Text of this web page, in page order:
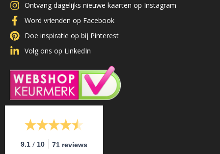
Ontvang dagelijks nieuwe kaarten op Instagram
Word vrienden op Facebook
Doe inspiratie op bij Pinterest
Volg ons op LinkedIn
9.1 / 10 71 reviews